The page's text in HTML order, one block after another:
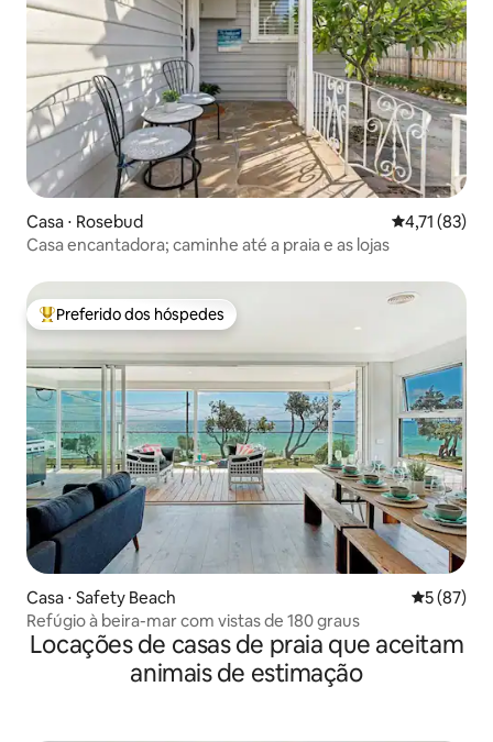
Casa ⋅ Rosebud 4,71 de uma
4,71 (83)
Casa encantadora; caminhe até a praia e as lojas
Entre os melhores preferidos dos hóspedes
Preferido dos hóspedes
Casa ⋅ Safety Beach 5 de uma
5 (87)
Refúgio à beira-mar com vistas de 180 graus
Locações de casas de praia que aceitam
animais de estimação